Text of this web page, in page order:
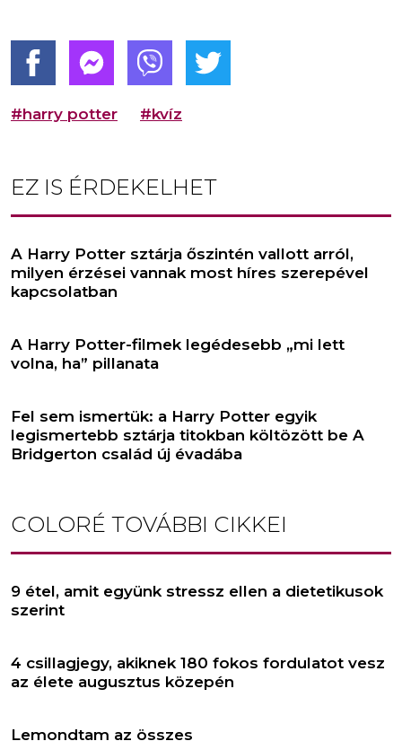
#harry potter #kvíz
EZ IS ÉRDEKELHET
A Harry Potter sztárja őszintén vallott arról,
milyen érzései vannak most híres szerepével
kapcsolatban
A Harry Potter-filmek legédesebb „mi lett
volna, ha” pillanata
Fel sem ismertük: a Harry Potter egyik
legismertebb sztárja titokban költözött be A
Bridgerton család új évadába
COLORÉ TOVÁBBI CIKKEI
9 étel, amit együnk stressz ellen a dietetikusok
szerint
4 csillagjegy, akiknek 180 fokos fordulatot vesz
az élete augusztus közepén
Lemondtam az összes